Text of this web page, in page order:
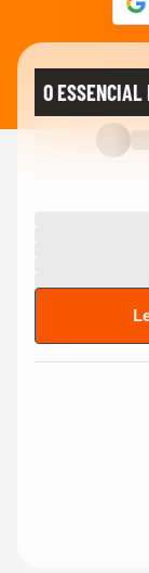
O ESSENCIAL